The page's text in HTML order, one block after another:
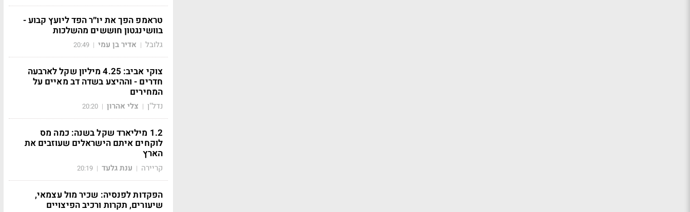
טראמפ הפך את יו״ר הפד ליועץ קבוע -
בוושינגטון חוששים מהשלכות
גלובל | אדיר בן עמי |
20:49
צוקי אביב: 4.25 מיליון שקל לארבעה
חדרים - וההיצע בשדה דב מאיים על
המחירים
נדל"ן | צלי אהרון |
20:20
1.2 מיליארד שקל בשנה: כמה מס
לוקחים איתם הישראלים שעוזבים את
הארץ
קריירה | ענת גלעד |
20:19
הפקדות לפנסיה: שכיר מול עצמאי,
שיעורים, תקרות ורכיב הפיצויים